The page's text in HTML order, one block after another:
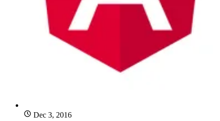
Dec 3, 2016